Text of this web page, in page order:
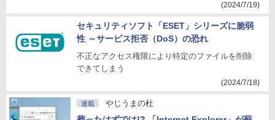
(2024/7/19)
セキュリティソフト「ESET」シリーズに脆弱
性 ～サービス拒否（DoS）の恐れ
不正なアクセス権限により特定のファイルを削除
できてしまう
(2024/7/18)
連載 やじうまの杜